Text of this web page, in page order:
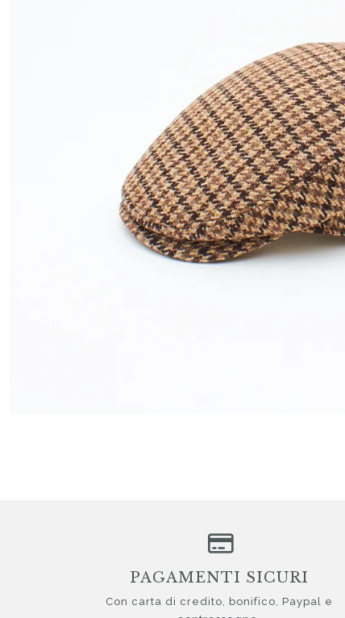
PAGAMENTI SICURI
Con carta di credito, bonifico, Paypal e